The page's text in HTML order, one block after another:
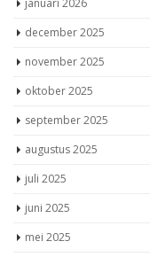
januari 2026
december 2025
november 2025
oktober 2025
september 2025
augustus 2025
juli 2025
juni 2025
mei 2025